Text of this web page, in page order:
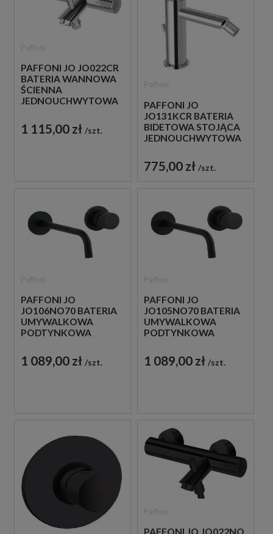
PAFFONI JO JO022CR
BATERIA WANNOWA
ŚCIENNA
JEDNOUCHWYTOWA
1 115,00 zł szt.
PAFFONI JO
JO131KCR BATERIA
BIDETOWA STOJĄCA
JEDNOUCHWYTOWA
775,00 zł szt.
PAFFONI JO
JO106NO70 BATERIA
UMYWALKOWA
PODTYNKOWA
CZARNA
1 089,00 zł szt.
PAFFONI JO
JO105NO70 BATERIA
UMYWALKOWA
PODTYNKOWA
CZARNA
1 089,00 zł szt.
PAFFONI JO JO022NO